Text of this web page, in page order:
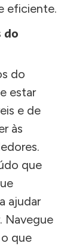
eficiente.
do
do
estar
e de
às
que
ajudar
Navegue
que